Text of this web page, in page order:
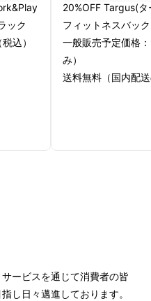
ックを使っている当
負担を軽減できる快
なライフスタイルの
人たちに向けた画期
ック
込）
20%OFF Targus(
フィットネスバッ
一般販売予定価格
み）
送料無料（国内配
ービスを通じて消費者の皆
し日々邁進しております。